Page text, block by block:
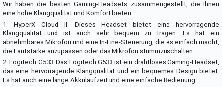
Wir haben die besten Gaming-Headsets zusammengestellt, die Ihnen
eine hohe Klangqualität und Komfort bieten.
1. HyperX Cloud II: Dieses Headset bietet eine hervorragende
Klangqualität und ist auch sehr bequem zu tragen. Es hat ein
abnehmbares Mikrofon und eine In-Line-Steuerung, die es einfach macht,
die Lautstärke anzupassen oder das Mikrofon stummzuschalten.
2. Logitech G533: Das Logitech G533 ist ein drahtloses Gaming-Headset,
das eine hervorragende Klangqualität und ein bequemes Design bietet.
Es hat auch eine lange Akkulaufzeit und eine einfache Bedienung.